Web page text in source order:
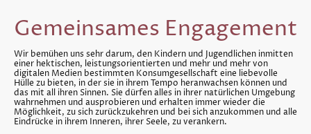
Gemeinsames Engagement
Wir bemühen uns sehr darum, den Kindern und Jugendlichen inmitten
einer hektischen, leistungsorientierten und mehr und mehr von
digitalen Medien bestimmten Konsumgesellschaft eine liebevolle
Hülle zu bieten, in der sie in ihrem Tempo heranwachsen können und
das mit all ihren Sinnen. Sie dürfen alles in ihrer natürlichen Umgebung
wahrnehmen und ausprobieren und erhalten immer wieder die
Möglichkeit, zu sich zurückzukehren und bei sich anzukommen und alle
Eindrücke in ihrem Inneren, ihrer Seele, zu verankern.